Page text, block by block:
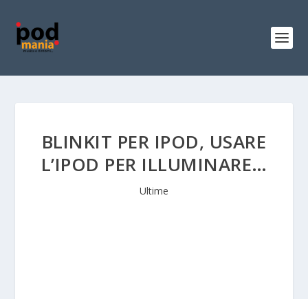
BLINKIT PER IPOD, USARE
L’IPOD PER ILLUMINARE…
Ultime